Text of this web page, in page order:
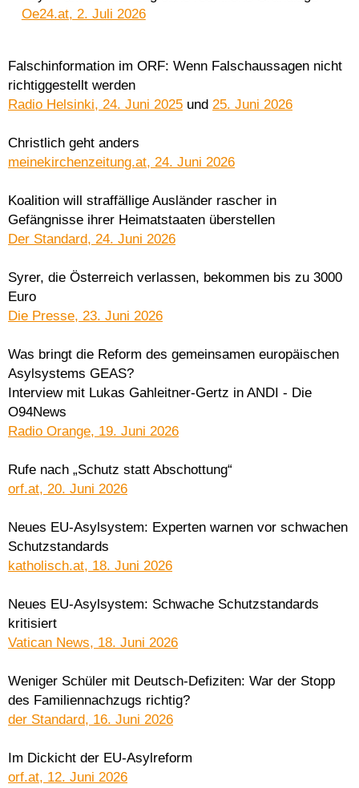
Oe24.at, 2. Juli 2026
Falschinformation im ORF: Wenn Falschaussagen nicht
richtiggestellt werden
Radio Helsinki, 24. Juni 2025 und 25. Juni 2026
Christlich geht anders
meinekirchenzeitung.at, 24. Juni 2026
Koalition will straffällige Ausländer rascher in
Gefängnisse ihrer Heimatstaaten überstellen
Der Standard, 24. Juni 2026
Syrer, die Österreich verlassen, bekommen bis zu 3000
Euro
Die Presse, 23. Juni 2026
Was bringt die Reform des gemeinsamen europäischen
Asylsystems GEAS?
Interview mit Lukas Gahleitner-Gertz in ANDI - Die
O94News
Radio Orange, 19. Juni 2026
Rufe nach „Schutz statt Abschottung“
orf.at, 20. Juni 2026
Neues EU-Asylsystem: Experten warnen vor schwachen
Schutzstandards
katholisch.at, 18. Juni 2026
Neues EU-Asylsystem: Schwache Schutzstandards
kritisiert
Vatican News, 18. Juni 2026
Weniger Schüler mit Deutsch-Defiziten: War der Stopp
des Familiennachzugs richtig?
der Standard, 16. Juni 2026
Im Dickicht der EU-Asylreform
orf.at, 12. Juni 2026